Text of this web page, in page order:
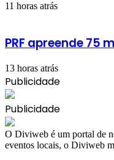
11 horas atrás
PRF apreende 75
13 horas atrás
Publicidade
Publicidade
​O Diviweb é um portal de
eventos locais, o Diviweb